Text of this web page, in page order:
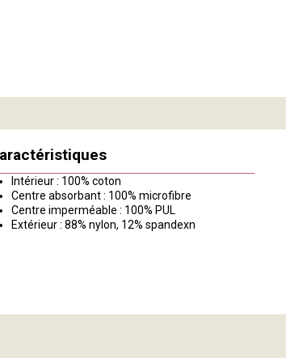
Intérieur : 100% coton
Centre absorbant : 100% microfibre
Centre imperméable : 100% PUL
Extérieur : 88% nylon, 12% spandexn